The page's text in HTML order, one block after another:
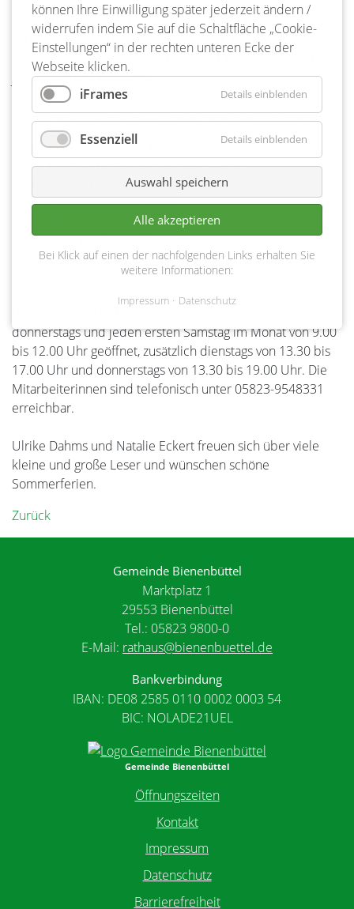
Auf die Leser, die sich gern in historische Romane
vertiefen, wartetHelene Sommerfeld. Ihr dreibändiger
Roman„Die Ärztin“entführt auf rund 1500 Seiten in die
Jahre von 1876 bis 1920.
„Tonies“ für die Kleinsten– auch hier gibt es neue Geschichten:
„Pummeleinhorns Abenteuer“
„Vom Fuchs, der ein Reh sein wollte“
„Shaun das Schaf“
„Pettersson und Findus“
„Käpt’n Blaubär“
donnerstags und jeden ersten Samstag im Monat von 9.00
bis 12.00 Uhr geöffnet, zusätzlich dienstags von 13.30 bis
17.00 Uhr und donnerstags von 13.30 bis 19.00 Uhr. Die
Mitarbeiterinnen sind telefonisch unter 05823-9548331
erreichbar.
Ulrike Dahms und Natalie Eckert freuen sich über viele
kleine und große Leser und wünschen schöne
Sommerferien.
Zurück
Gemeinde Bienenbüttel
Marktplatz 1
29553 Bienenbüttel
Tel.: 05823 9800-0
E-Mail: rathaus@bienenbuettel.de
Bankverbindung
IBAN: DE08 2585 0110 0002 0003 54
BIC: NOLADE21UEL
Gemeinde Bienenbüttel
Öffnungszeiten
Kontakt
Impressum
Datenschutz
Barrierefreiheit
können Ihre Einwilligung später jederzeit ändern /
widerrufen indem Sie auf die Schaltfläche „Cookie-
Einstellungen“ in der rechten unteren Ecke der
Webseite klicken.
iFrames
Details einblenden
Essenziell Details einblenden
Auswahl speichern
Alle akzeptieren
Bei Klick auf einen der nachfolgenden Links erhalten Sie
weitere Informationen:
Impressum Datenschutz